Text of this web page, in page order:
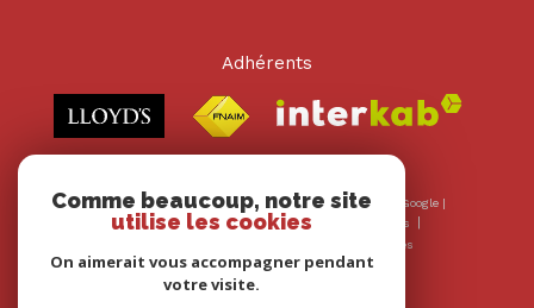
Adhérents
© 2026 | Tous droits réservés | Traduction powered by Google |
Nos honoraires
Plan du site
Mentions légales
Cookies
Comme beaucoup, notre site
utilise les cookies
On aimerait vous accompagner pendant
votre visite.